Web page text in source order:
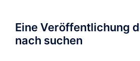
Eine Veröffentlichung
nach suchen